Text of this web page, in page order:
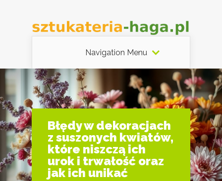
Navigation Menu
Błędy w dekoracjach
z suszonych kwiatów,
które niszczą ich
urok i trwałość oraz
jak ich unikać